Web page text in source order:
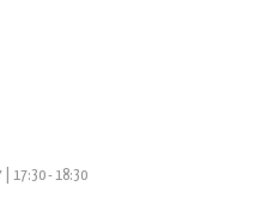
| 17:30-18:30